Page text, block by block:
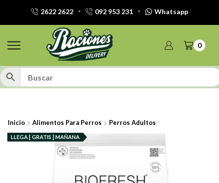
2622 2622 092 953 231 Whatsapp
0
Inicio Alimentos Para Perros Perros Adultos
LLEGA [ GRATIS ] MAÑANA